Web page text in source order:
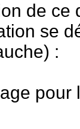
de ce
se
:
pour